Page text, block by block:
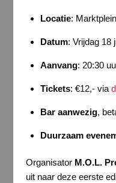
Locatie:
Datum: Vrijdag 18
Aanvang: 20:30
Tickets: €12,- via
Bar aanwezig,
Duurzaam
Organisator M.O.L.
uit naar deze eerste